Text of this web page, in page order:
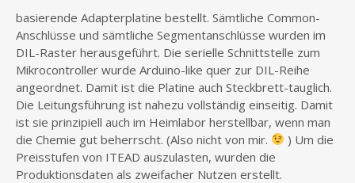
basierende Adapterplatine bestellt. Sämtliche Common-
Anschlüsse und sämtliche Segmentanschlüsse wurden im
DIL-Raster herausgeführt. Die serielle Schnittstelle zum
Mikrocontroller wurde Arduino-like quer zur DIL-Reihe
angeordnet. Damit ist die Platine auch Steckbrett-tauglich.
Die Leitungsführung ist nahezu vollständig einseitig. Damit
ist sie prinzipiell auch im Heimlabor herstellbar, wenn man
die Chemie gut beherrscht. (Also nicht von mir.
) Um die
Preisstufen von ITEAD auszulasten, wurden die
Produktionsdaten als zweifacher Nutzen erstellt.